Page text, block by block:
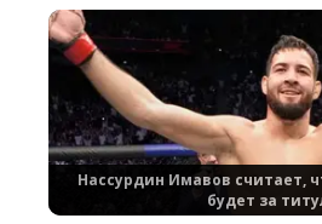
Нассурдин Имавов считает,
будет за